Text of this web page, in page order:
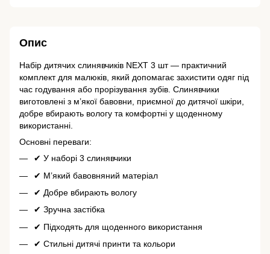
Опис
Набір дитячих слинявчиків NEXT 3 шт — практичний
комплект для малюків, який допомагає захистити одяг під
час годування або прорізування зубів. Слинявчики
виготовлені з м’якої бавовни, приємної до дитячої шкіри,
добре вбирають вологу та комфортні у щоденному
використанні.
Основні переваги:
✔ У наборі 3 слинявчики
✔ М’який бавовняний матеріал
✔ Добре вбирають вологу
✔ Зручна застібка
✔ Підходять для щоденного використання
✔ Стильні дитячі принти та кольори